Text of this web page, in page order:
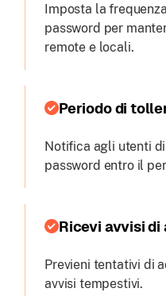
Imposta la
password per
remote e locali.
Periodo di
Notifica agli utenti
password entro il
Ricevi avvisi di
Previeni tentativi di
avvisi tempestivi.